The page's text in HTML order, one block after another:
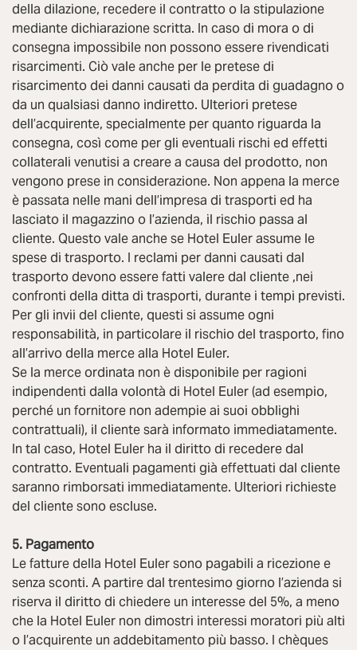
della dilazione, recedere il contratto o la stipulazione
mediante dichiarazione scritta. In caso di mora o di
consegna impossibile non possono essere rivendicati
risarcimenti. Ciò vale anche per le pretese di
risarcimento dei danni causati da perdita di guadagno o
da un qualsiasi danno indiretto. Ulteriori pretese
dell’acquirente, specialmente per quanto riguarda la
consegna, così come per gli eventuali rischi ed effetti
collaterali venutisi a creare a causa del prodotto, non
vengono prese in considerazione. Non appena la merce
è passata nelle mani dell’impresa di trasporti ed ha
lasciato il magazzino o l’azienda, il rischio passa al
cliente. Questo vale anche se Hotel Euler assume le
spese di trasporto. I reclami per danni causati dal
trasporto devono essere fatti valere dal cliente ,nei
confronti della ditta di trasporti, durante i tempi previsti.
Per gli invii del cliente, questi si assume ogni
responsabilità, in particolare il rischio del trasporto, fino
all’arrivo della merce alla Hotel Euler.
Se la merce ordinata non è disponibile per ragioni
indipendenti dalla volontà di Hotel Euler (ad esempio,
perché un fornitore non adempie ai suoi obblighi
contrattuali), il cliente sarà informato immediatamente.
In tal caso, Hotel Euler ha il diritto di recedere dal
contratto. Eventuali pagamenti già effettuati dal cliente
saranno rimborsati immediatamente. Ulteriori richieste
del cliente sono escluse.
5. Pagamento
Le fatture della Hotel Euler sono pagabili a ricezione e
senza sconti. A partire dal trentesimo giorno l’azienda si
riserva il diritto di chiedere un interesse del 5%, a meno
che la Hotel Euler non dimostri interessi moratori più alti
o l’acquirente un addebitamento più basso. I chèques